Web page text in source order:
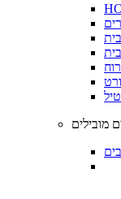
מובילים